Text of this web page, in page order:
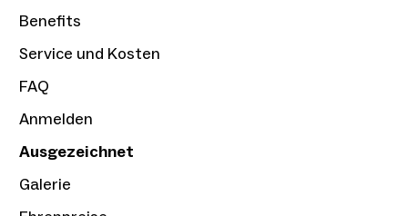
Benefits
Service und Kosten
FAQ
Anmelden
Ausgezeichnet
Galerie